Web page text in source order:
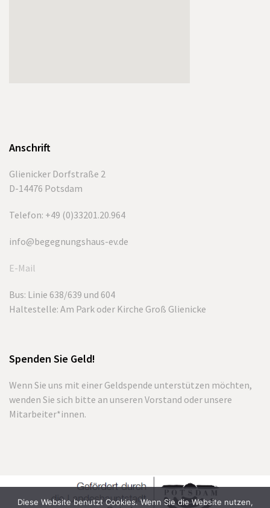
Anschrift
Glienicker Dorfstraße 2
D-14476 Potsdam
Telefon: +49 (0)33201.20.964
info@begegnungshaus-ev.de
E-Mail
Bus: Linie 638/639 und 604
Haltestelle: Am Park oder Kirche Groß Glienicke
Spenden Sie Geld!
Wenn Sie uns mit einer Geldspende unterstützen möchten,
wenden Sie sich bitte an unseren Vorstand oder unsere
Mitarbeiter*innen.
Diese Website benutzt Cookies. Wenn Sie die Website nutzen,